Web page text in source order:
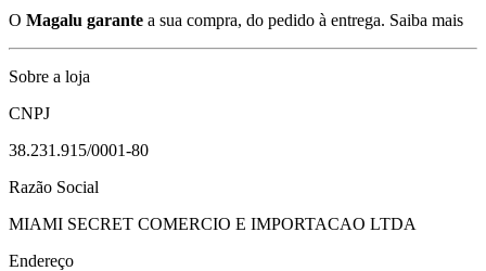
O Magalu garante a sua compra, do pedido à entrega. Saiba mais
Sobre a loja
CNPJ
38.231.915/0001-80
Razão Social
MIAMI SECRET COMERCIO E IMPORTACAO LTDA
Endereço